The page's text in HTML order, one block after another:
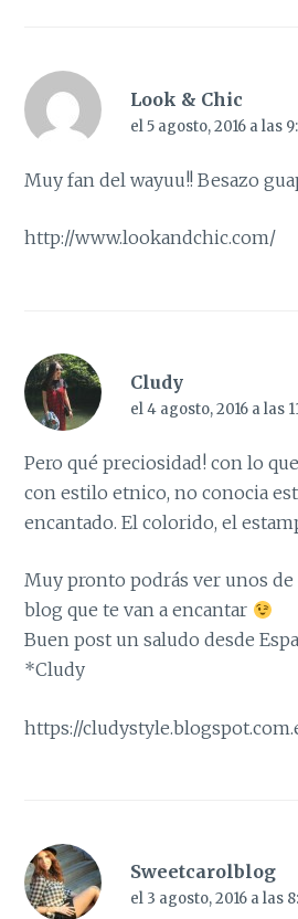
Look & Chic
el 5 agosto, 2016 a las
Muy fan del wayuu!! Besazo
http://www.lookandchic.com/
Cludy
el 4 agosto, 2016 a las
Pero qué preciosidad! con lo
con estilo etnico, no conocia
encantado. El colorido, el
Muy pronto podrás ver unos
blog que te van a encantar
Buen post un saludo desde
*Cludy
https://
Sweetcarolblog
el 3 agosto, 2016 a las